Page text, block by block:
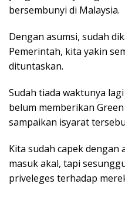
bersembunyi di Malaysia.
Dengan asumsi, sudah
Pemerintah, kita yakin
dituntaskan.
Sudah tiada waktunya
belum memberikan
sampaikan isyarat
Kita sudah capek dengan
masuk akal, tapi
priveleges terhadap